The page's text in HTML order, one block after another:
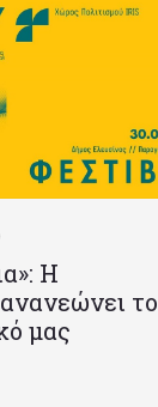
Η
το
μας